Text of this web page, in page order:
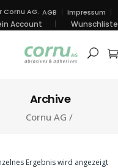
Cornu AG. AGB Impressum
Account Wunschliste
Archive
Cornu AG /
Ergebnis wird angezeigt